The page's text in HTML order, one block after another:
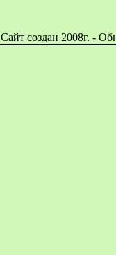
Сайт создан 2008г. -